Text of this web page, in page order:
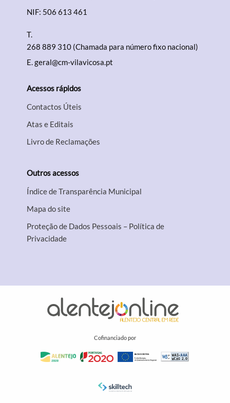
NIF: 506 613 461
T.
268 889 310 (Chamada para número fixo nacional)
E.geral@cm-vilavicosa.pt
Acessos rápidos
Contactos Úteis
Atas e Editais
Livro de Reclamações
Outros acessos
Índice de Transparência Municipal
Mapa do site
Proteção de Dados Pessoais – Política de
Privacidade
Cofinanciado por